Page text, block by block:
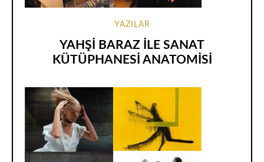
YAZILAR
YAHŞİ BARAZ İLE SANAT
KÜTÜPHANESİ ANATOMİSİ